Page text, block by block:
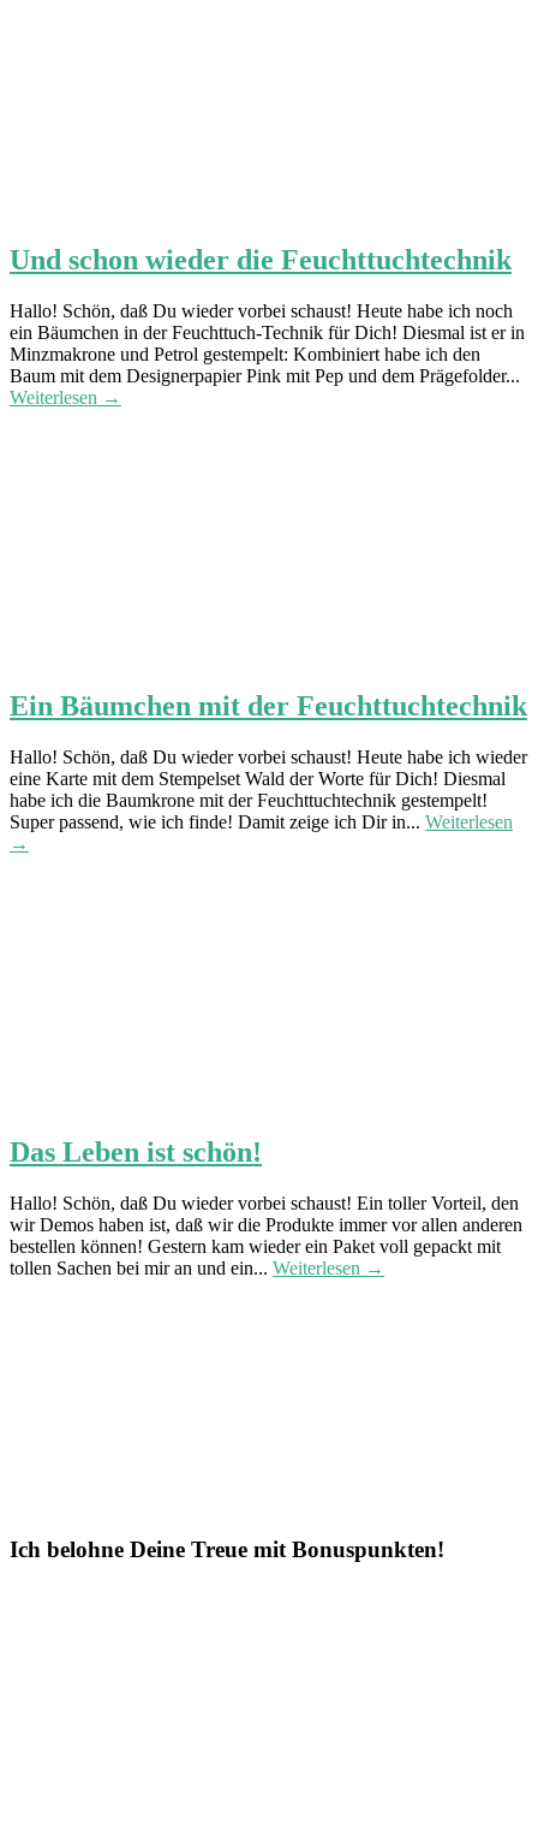
Und schon wieder die Feuchttuchtechnik
Hallo! Schön, daß Du wieder vorbei schaust! Heute habe ich noch
ein Bäumchen in der Feuchttuch-Technik für Dich! Diesmal ist er in
Minzmakrone und Petrol gestempelt: Kombiniert habe ich den
Baum mit dem Designerpapier Pink mit Pep und dem Prägefolder...
Weiterlesen →
Ein Bäumchen mit der Feuchttuchtechnik
Hallo! Schön, daß Du wieder vorbei schaust! Heute habe ich wieder
eine Karte mit dem Stempelset Wald der Worte für Dich! Diesmal
habe ich die Baumkrone mit der Feuchttuchtechnik gestempelt!
Super passend, wie ich finde! Damit zeige ich Dir in... Weiterlesen
→
Das Leben ist schön!
Hallo! Schön, daß Du wieder vorbei schaust! Ein toller Vorteil, den
wir Demos haben ist, daß wir die Produkte immer vor allen anderen
bestellen können! Gestern kam wieder ein Paket voll gepackt mit
tollen Sachen bei mir an und ein... Weiterlesen →
Ich belohne Deine Treue mit Bonuspunkten!